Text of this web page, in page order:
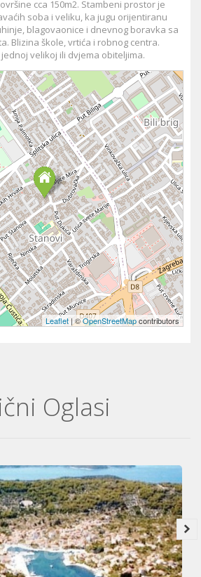
cca 150m2. Stambeni prostor je
soba i veliku, ka jugu orijentiranu
blagovaonice i dnevnog boravka sa
Blizina škole, vrtića i robnog centra.
velikoj ili dvjema obiteljima.
Leaflet | ©OpenStreetMapcontributors
Oglasi